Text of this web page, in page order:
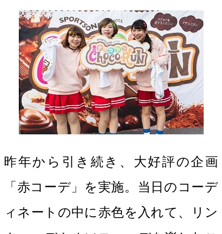
昨年から引き続き、大好評の企画
「赤コーデ」を実施。当日のコーデ
ィネートの中に赤色を入れて、リン